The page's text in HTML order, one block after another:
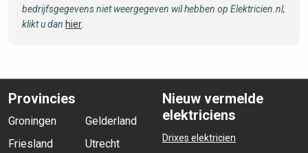
bedrijfsgegevens niet weergegeven wil hebben op Elektricien.nl,
klikt u dan hier
Provincies
Groningen
Friesland
Gelderland
Utrecht
Nieuw vermelde
elektriciens
Drixes elektricien